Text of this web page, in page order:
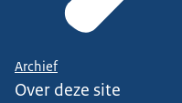
Archief
Over deze site